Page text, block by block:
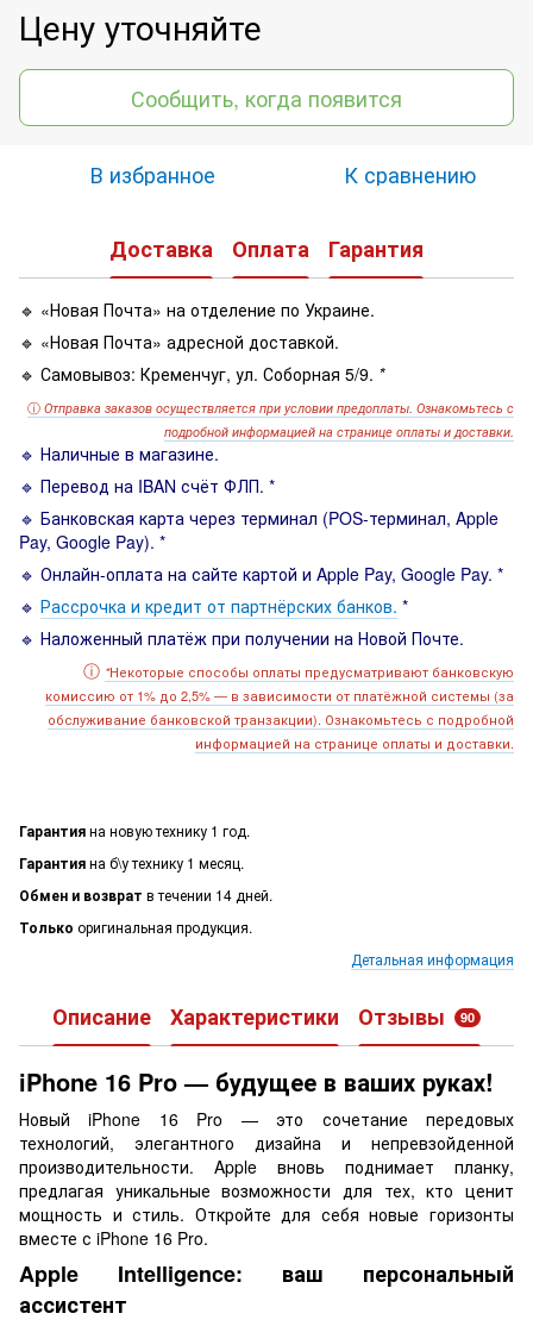
Цену уточняйте
Сообщить, когда появится
В избранное К сравнению
Доставка Оплата Гарантия
🔹 «Новая Почта» на отделение по Украине.
🔹 «Новая Почта» адресной доставкой.
🔹 Самовывоз: Кременчуг, ул. Соборная 5/9. *
ⓘ Отправка заказов осуществляется при условии предоплаты. Ознакомьтесь с
подробной информацией на странице оплаты и доставки.
🔹 Наличные в магазине.
🔹 Перевод на IBAN счёт ФЛП. *
🔹 Банковская карта через терминал (POS-терминал, Apple
Pay, Google Pay). *
🔹 Онлайн-оплата на сайте картой и Apple Pay, Google Pay. *
🔹 Рассрочка и кредит от партнёрских банков. *
🔹 Наложенный платёж при получении на Новой Почте.
ⓘ *Некоторые способы оплаты предусматривают банковскую
комиссию от 1% до 2,5% — в зависимости от платёжной системы (за
обслуживание банковской транзакции). Ознакомьтесь с подробной
информацией на странице оплаты и доставки.
Гарантияна новую технику 1 год.
Гарантияна б\у технику 1 месяц.
Обмен и возврат в течении 14 дней.
Только оригинальная продукция.
Детальная информация
Описание Характеристики Отзывы 90
iPhone 16 Pro — будущее в ваших руках!
Новый iPhone 16 Pro — это сочетание передовых
технологий, элегантного дизайна и непревзойденной
производительности. Apple вновь поднимает планку,
предлагая уникальные возможности для тех, кто ценит
мощность и стиль. Откройте для себя новые горизонты
вместе с iPhone 16 Pro.
Apple Intelligence: ваш персональный
ассистент